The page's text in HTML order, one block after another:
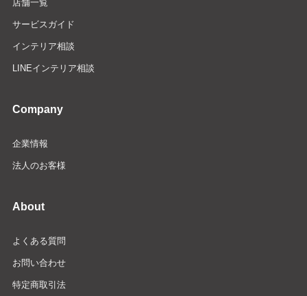
店舗一覧
サービスガイド
インテリア相談
LINEインテリア相談
Company
企業情報
法人のお客様
About
よくある質問
お問い合わせ
特定商取引法